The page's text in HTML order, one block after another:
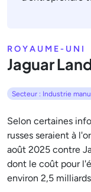
ROYAUME-UNI
Jaguar
Secteur : Industrie
Selon certaines
russes seraient à
août 2025 contre
dont le coût pour
environ 2,5